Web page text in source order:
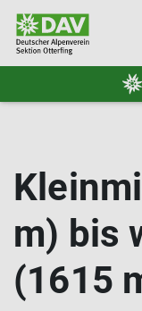
m) bis
(1615